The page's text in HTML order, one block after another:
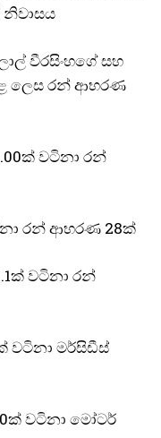
.
නිවාසය
වීරසිංහගේ සහ
ලෙස රන් ආභරණ
වටිනා රන්
රන් ආභරණ 28ක්
වටිනා රන්
වටිනා මර්සිඩීස්
වටිනා මෝටර්